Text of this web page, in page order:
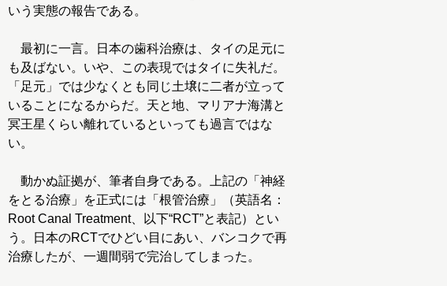
いう実態の報告である。
最初に一言。日本の歯科治療は、タイの足元に
も及ばない。いや、この表現ではタイに失礼だ。
「足元」では少なくとも同じ土壌に二者が立って
いることになるからだ。天と地、マリアナ海溝と
冥王星くらい離れているといっても過言ではな
い。
動かぬ証拠が、筆者自身である。上記の「神経
をとる治療」を正式には「根管治療」（英語名：
Root Canal Treatment、以下“RCT”と表記）とい
う。日本のRCTでひどい目にあい、バンコクで再
治療したが、一週間弱で完治してしまった。